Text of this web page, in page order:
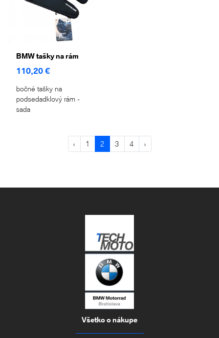
BMW tašky na rám
110,20 €
bočné tašky na
podsedadklový rám -
sada
‹ 1 2 3 4 ›
Všetko o nákupe